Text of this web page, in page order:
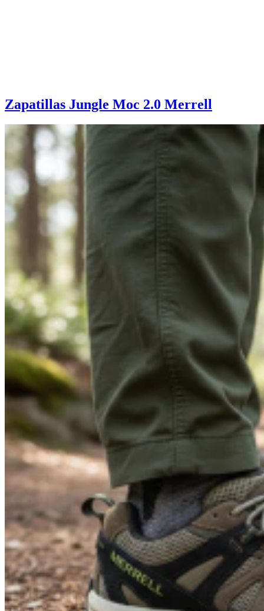
Zapatillas Jungle Moc 2.0 Merrell